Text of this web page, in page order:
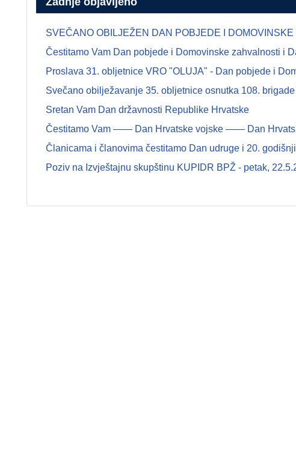
SVEČANO OBILJEŽEN DAN POBJEDE I
Čestitamo Vam Dan pobjede i Domovinske zahvalnosti i
Proslava 31. obljetnice VRO "OLUJA" - Dan pobjede i
Svečano obilježavanje 35. obljetnice osnutka 108. brigade
Sretan Vam Dan državnosti Republike Hrvatske
Čestitamo Vam —— Dan Hrvatske vojske —— Dan
Članicama i članovima čestitamo Dan udruge i 20.
Poziv na Izvještajnu skupštinu KUPIDR BPŽ - petak,